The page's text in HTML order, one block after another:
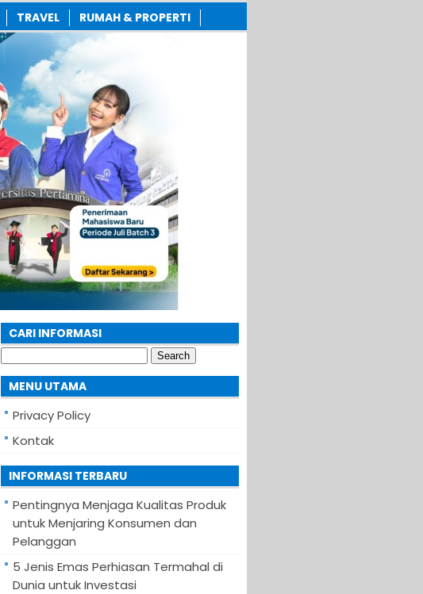
TRAVEL RUMAH & PROPERTI
CARI INFORMASI
for:
MENU UTAMA
Privacy Policy
Kontak
INFORMASI TERBARU
Pentingnya Menjaga Kualitas Produk
untuk Menjaring Konsumen dan
Pelanggan
5 Jenis Emas Perhiasan Termahal di
Dunia untuk Investasi